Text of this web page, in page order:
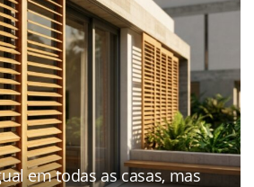
em todas as casas, mas